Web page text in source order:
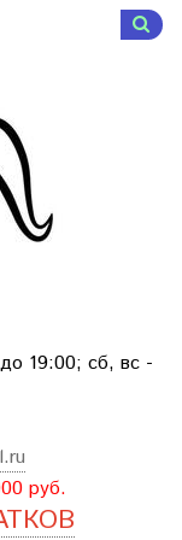
19:00; сб, вс -
руб.